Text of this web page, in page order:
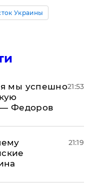
Украины
мы успешно
— Федоров
21:53
21:19